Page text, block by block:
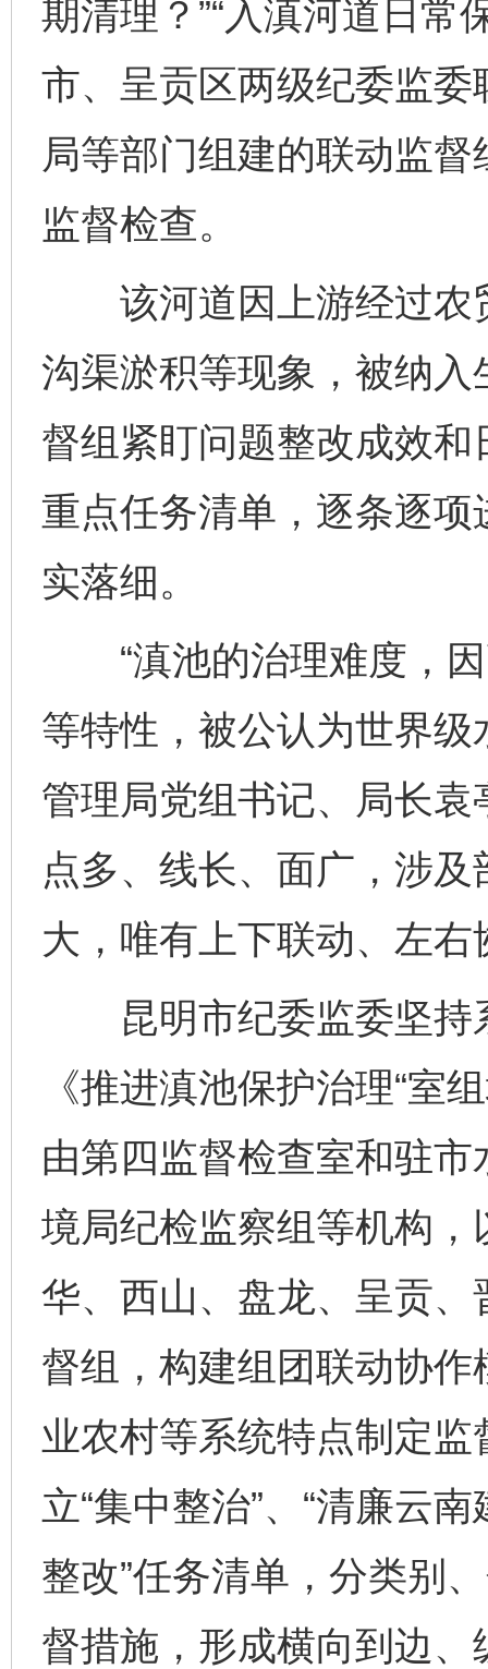
期清理？”“入滇河道日常
市、呈贡区两级纪委监
局等部门组建的联动监
监督检查。
该河道因上游经过农
沟渠淤积等现象，被纳
督组紧盯问题整改成效
重点任务清单，逐条逐
实落细。
“滇池的治理难度，因
等特性，被公认为世界级
管理局党组书记、局长
点多、线长、面广，涉
大，唯有上下联动、左
昆明市纪委监委坚持
《推进滇池保护治理“室
由第四监督检查室和驻
境局纪检监察组等机构
华、西山、盘龙、呈贡
督组，构建组团联动协
业农村等系统特点制定
立“集中整治”、“清廉云
整改”任务清单，分类别
督措施，形成横向到边